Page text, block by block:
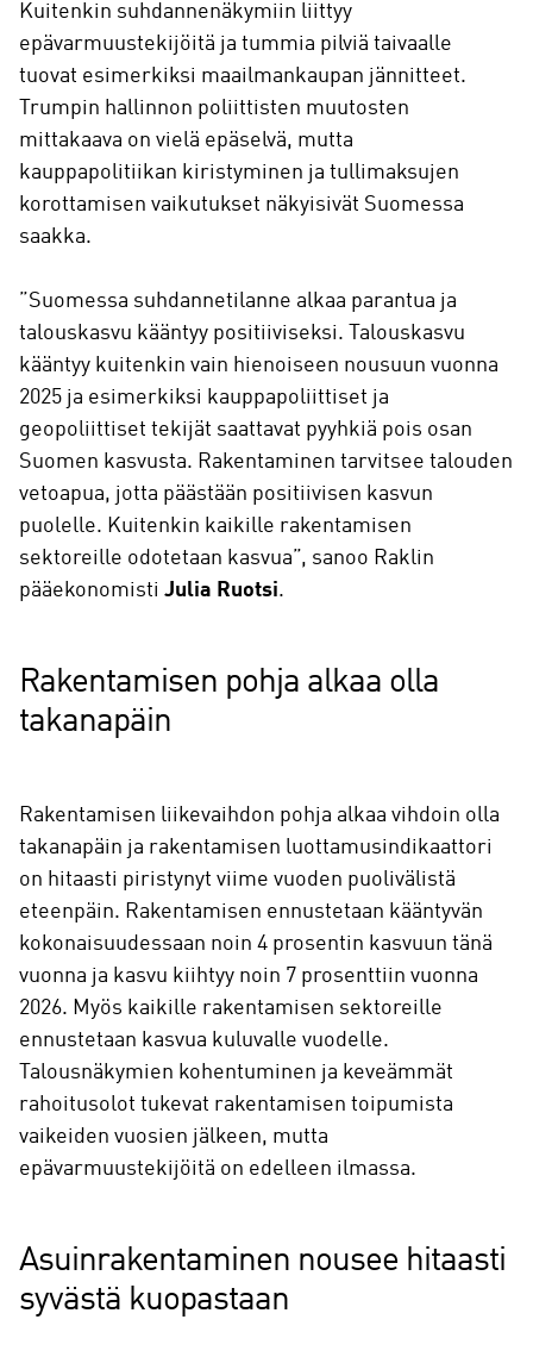
Kuitenkin suhdannenäkymiin liittyy
epävarmuustekijöitä ja tummia pilviä taivaalle
tuovat esimerkiksi maailmankaupan jännitteet.
Trumpin hallinnon poliittisten muutosten
mittakaava on vielä epäselvä, mutta
kauppapolitiikan kiristyminen ja tullimaksujen
korottamisen vaikutukset näkyisivät Suomessa
saakka.
”Suomessa suhdannetilanne alkaa parantua ja
talouskasvu kääntyy positiiviseksi. Talouskasvu
kääntyy kuitenkin vain hienoiseen nousuun vuonna
2025 ja esimerkiksi kauppapoliittiset ja
geopoliittiset tekijät saattavat pyyhkiä pois osan
Suomen kasvusta. Rakentaminen tarvitsee talouden
vetoapua, jotta päästään positiivisen kasvun
puolelle. Kuitenkin kaikille rakentamisen
sektoreille odotetaan kasvua”, sanoo Raklin
pääekonomisti Julia Ruotsi.
Rakentamisen pohja alkaa olla
takanapäin
Rakentamisen liikevaihdon pohja alkaa vihdoin olla
takanapäin ja rakentamisen luottamusindikaattori
on hitaasti piristynyt viime vuoden puolivälistä
eteenpäin. Rakentamisen ennustetaan kääntyvän
kokonaisuudessaan noin 4 prosentin kasvuun tänä
vuonna ja kasvu kiihtyy noin 7 prosenttiin vuonna
2026. Myös kaikille rakentamisen sektoreille
ennustetaan kasvua kuluvalle vuodelle.
Talousnäkymien kohentuminen ja keveämmät
rahoitusolot tukevat rakentamisen toipumista
vaikeiden vuosien jälkeen, mutta
epävarmuustekijöitä on edelleen ilmassa.
Asuinrakentaminen nousee hitaasti
syvästä kuopastaan